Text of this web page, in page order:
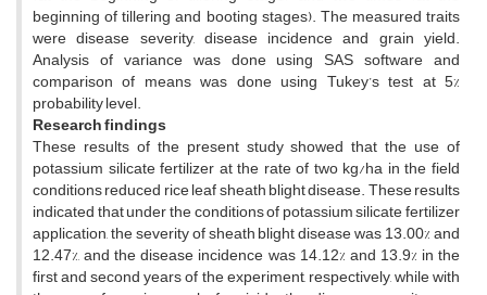
beginning of tillering and booting stages). The measured traits
were disease severity, disease incidence and grain yield.
Analysis of variance was done using SAS software and
comparison of means was done using Tukey’s test at 5%
probability level.
Research findings
These results of the present study showed that the use of
potassium silicate fertilizer at the rate of two kg/ha in the field
conditions reduced rice leaf sheath blight disease. These results
indicated that under the conditions of potassium silicate fertilizer
application, the severity of sheath blight disease was 13.00% and
12.47%, and the disease incidence was 14.12% and 13.9% in the
first and second years of the experiment, respectively, while with